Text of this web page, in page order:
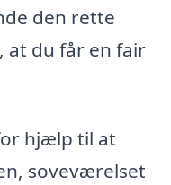
den rette
at du får en fair
hjælp til at
soveværelset